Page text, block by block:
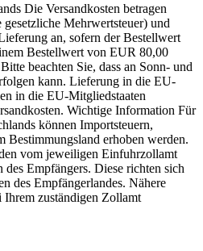
Die Versandkosten betragen
Mehrwertsteuer) und
an, sofern der Bestellwert
Bestellwert von EUR 80,00
beachten Sie, dass an Sonn- und
kann. Lieferung in die EU-
in die EU-Mitgliedstaaten
Wichtige Information Für
können Importsteuern,
Bestimmungsland erhoben werden.
vom jeweiligen Einfuhrzollamt
des Empfängers. Diese richten sich
des Empfängerlandes. Nähere
Ihrem zuständigen Zollamt